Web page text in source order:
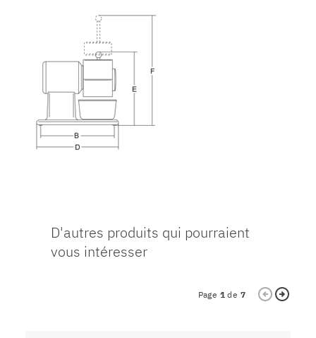
D'autres produits qui pourraient
vous intéresser
Page 1 de 7